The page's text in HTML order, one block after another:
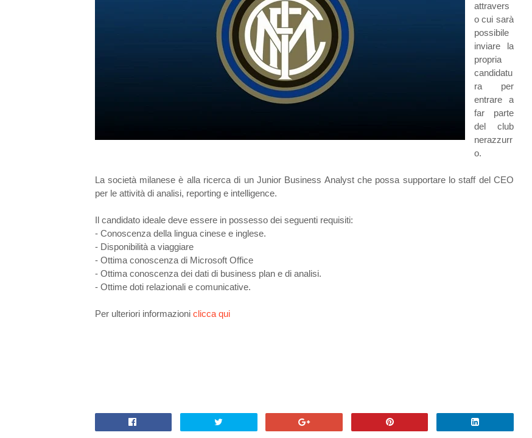
attravers
o cui sarà
possibile
inviare la
propria
candidatu
ra per
entrare a
far parte
del club
nerazzurr
o.
La società milanese è alla ricerca di un Junior Business Analyst che possa supportare lo staff del CEO
per le attività di analisi, reporting e intelligence.
Il candidato ideale deve essere in possesso dei seguenti requisiti:
- Conoscenza della lingua cinese e inglese.
- Disponibilità a viaggiare
- Ottima conoscenza di Microsoft Office
- Ottima conoscenza dei dati di business plan e di analisi.
- Ottime doti relazionali e comunicative.
Per ulteriori informazioni clicca qui